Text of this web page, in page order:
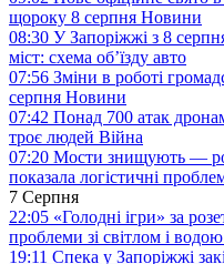
щороку 8 серпня Новини
08:30 У Запоріжжі з 8
міст: схема об’їзду авто
07:56 Зміни в роботі
серпня Новини
07:42 Понад 700 атак
троє людей Війна
07:20 Мости знищують —
показала логістичні
7 Серпня
22:05 «Голодні ігри» за
проблеми зі світлом і
19:11 Спека у Запоріжжі